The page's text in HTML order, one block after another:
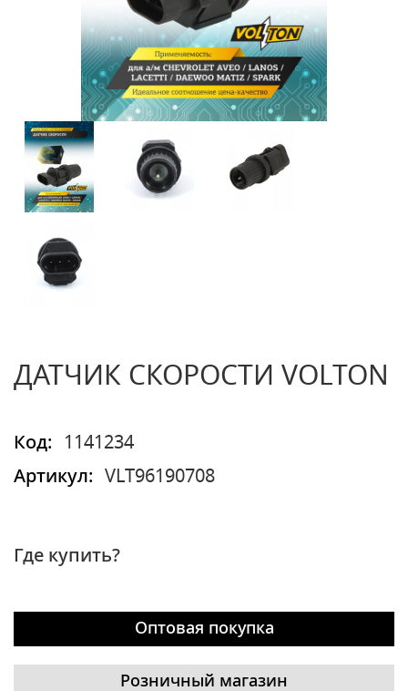
ДАТЧИК СКОРОСТИ VOLTON
Код:
1141234
Артикул:
VLT96190708
Где купить?
Оптовая покупка
Розничный магазин